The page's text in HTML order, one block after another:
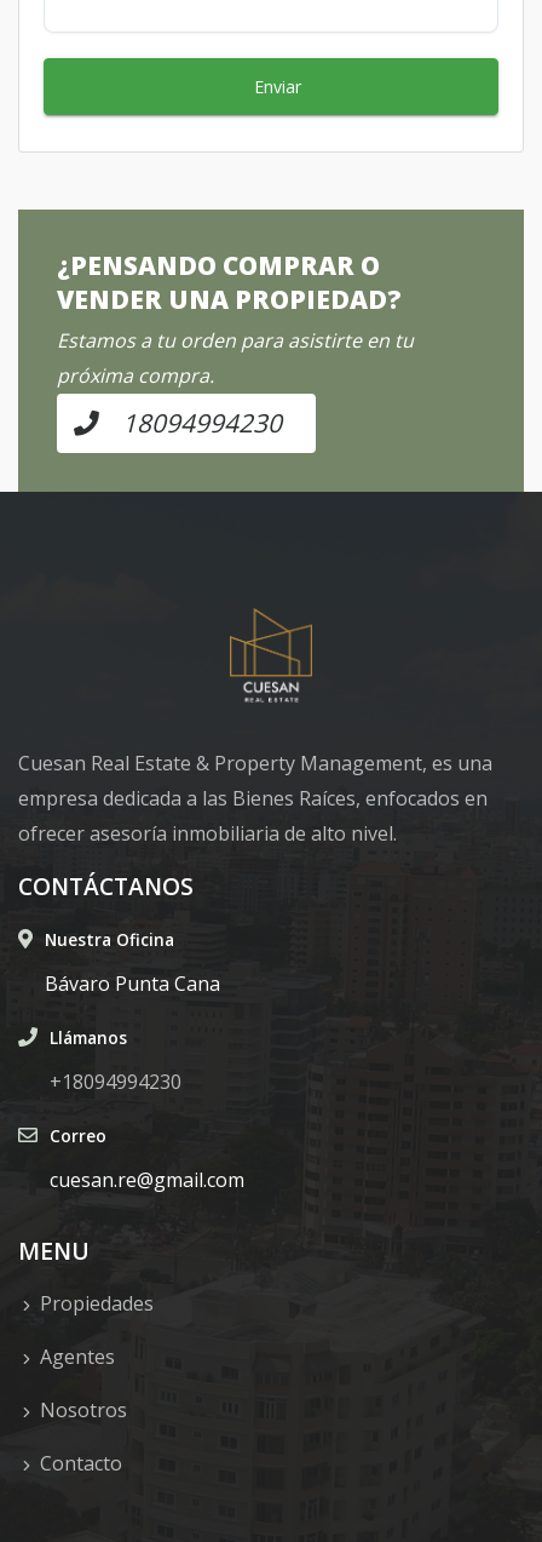
Enviar
¿PENSANDO COMPRAR O
VENDER UNA PROPIEDAD?
Estamos a tu orden para asistirte en tu
próxima compra.
18094994230
Cuesan Real Estate & Property Management, es una
empresa dedicada a las Bienes Raíces, enfocados en
ofrecer asesoría inmobiliaria de alto nivel.
CONTÁCTANOS
Nuestra Oficina
Bávaro Punta Cana
Llámanos
+18094994230
Correo
cuesan.re@gmail.com
MENU
Propiedades
Agentes
Nosotros
Contacto